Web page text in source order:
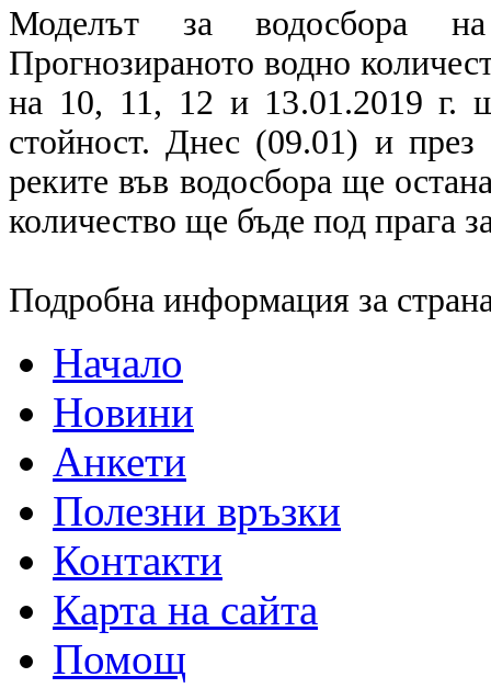
Моделът за водосбора
Прогнозираното водно
на 10, 11, 12 и 13.01.2019 г.
стойност. Днес (09.01) и
реките във водосбора ще
количество ще бъде под прага
Подробна информация за
Начало
Новини
Анкети
Полезни връзки
Контакти
Карта на сайта
Помощ